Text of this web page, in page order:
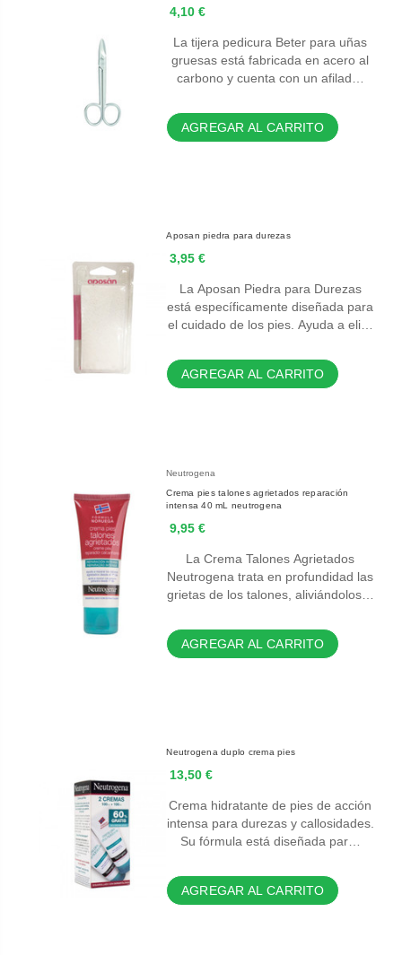
4,10 €
La tijera pedicura Beter para uñas
gruesas está fabricada en acero al
carbono y cuenta con un afilad…
AGREGAR AL CARRITO
Aposan piedra para durezas
3,95 €
La Aposan Piedra para Durezas
está específicamente diseñada para
el cuidado de los pies. Ayuda a eli…
AGREGAR AL CARRITO
Neutrogena
Crema pies talones agrietados reparación
intensa 40 mL neutrogena
9,95 €
La Crema Talones Agrietados
Neutrogena trata en profundidad las
grietas de los talones, aliviándolos…
AGREGAR AL CARRITO
Neutrogena duplo crema pies
13,50 €
Crema hidratante de pies de acción
intensa para durezas y callosidades.
Su fórmula está diseñada par…
AGREGAR AL CARRITO